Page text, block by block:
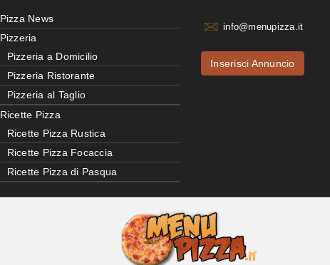
Pizza News
Pizzeria
Pizzeria a Domicilio
Pizzeria Ristorante
Pizzeria al Taglio
Ricette Pizza
Ricette Pizza Rustica
Ricette Pizza Focaccia
Ricette Pizza di Pasqua
info@menupizza.it
Inserisci Annuncio